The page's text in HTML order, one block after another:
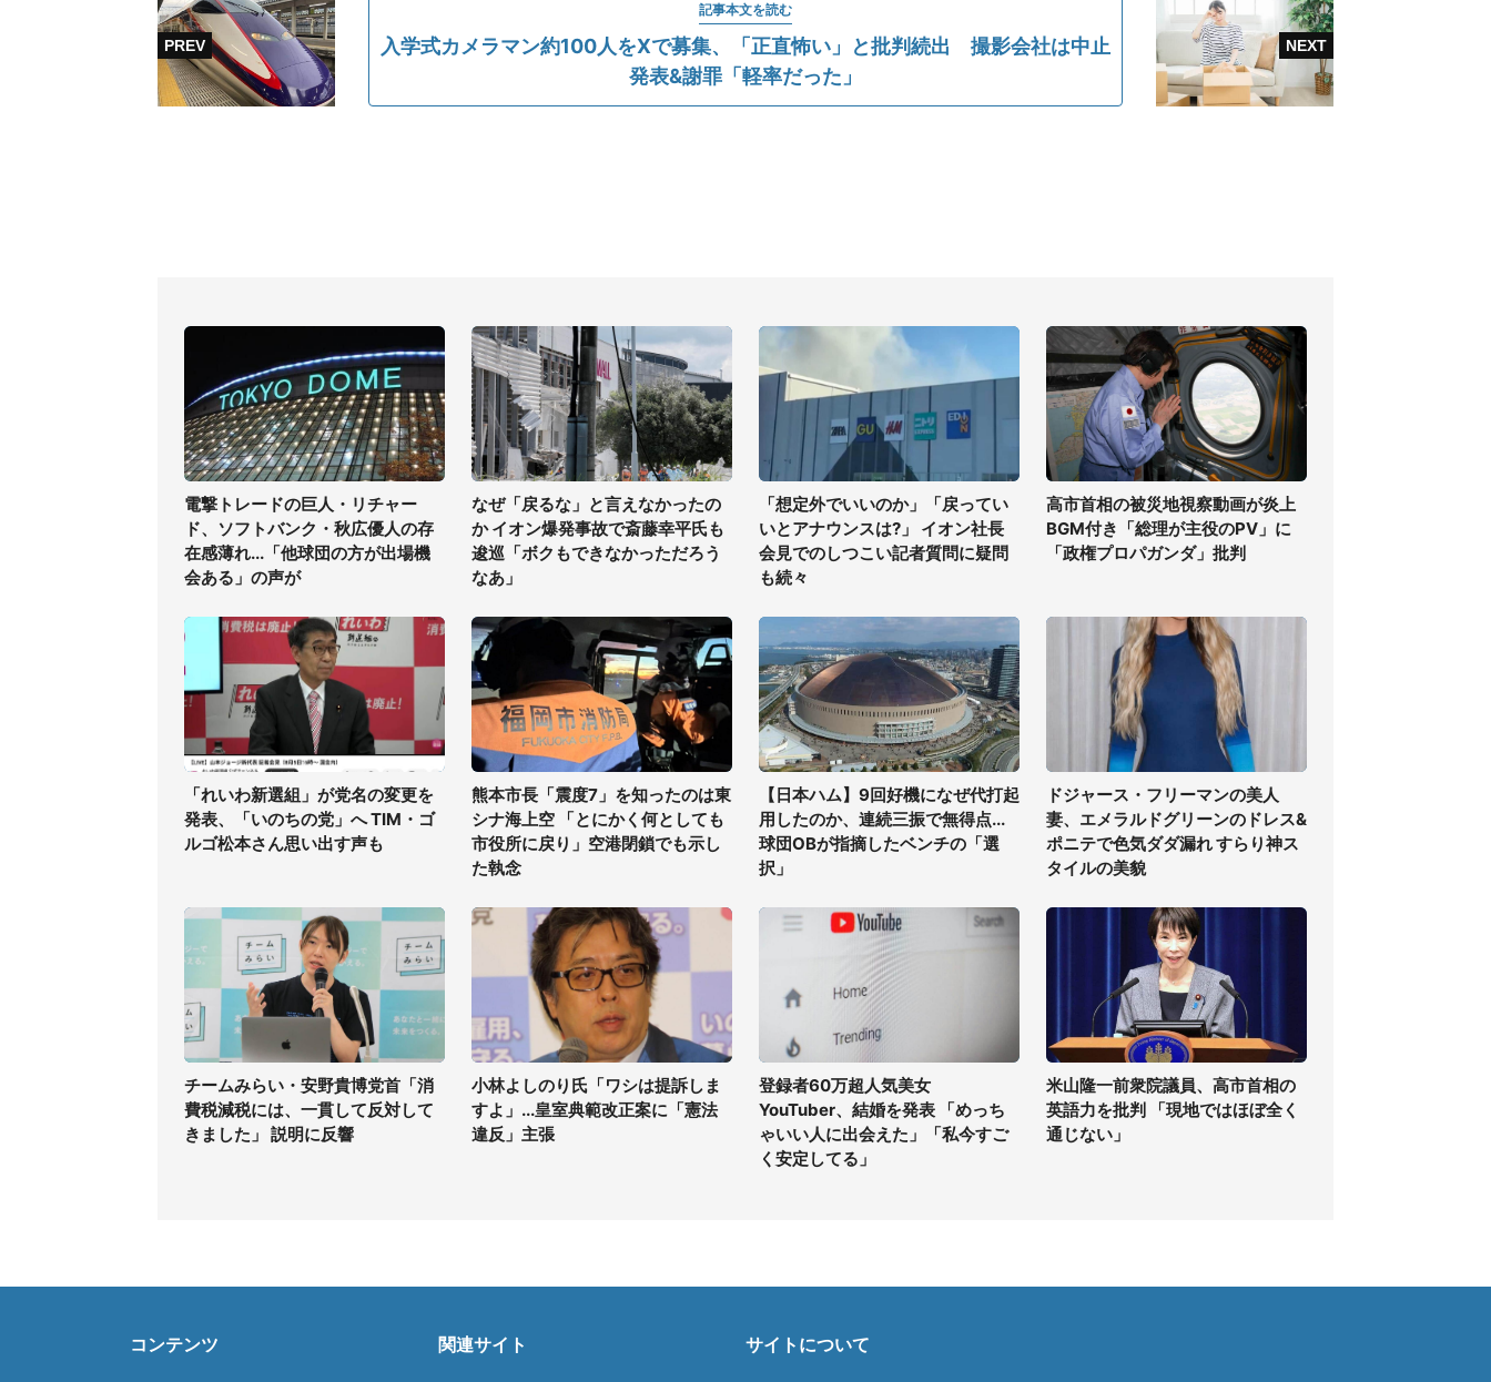
記事本文を読む
入学式カメラマン約100人をXで募集、「正直怖い」と批判続出 撮影会社は中止
発表&謝罪「軽率だった」
電撃トレードの巨人・リチャー
ド、ソフトバンク・秋広優人の存
在感薄れ...「他球団の方が出場機
会ある」の声が
なぜ「戻るな」と言えなかったの
か イオン爆発事故で斎藤幸平氏も
逡巡「ボクもできなかっただろう
なあ」
「想定外でいいのか」「戻ってい
いとアナウンスは?」 イオン社長
会見でのしつこい記者質問に疑問
も続々
高市首相の被災地視察動画が炎上
BGM付き「総理が主役のPV」に
「政権プロパガンダ」批判
「れいわ新選組」が党名の変更を
発表、「いのちの党」へ TIM・ゴ
ルゴ松本さん思い出す声も
熊本市長「震度7」を知ったのは東
シナ海上空 「とにかく何としても
市役所に戻り」空港閉鎖でも示し
た執念
【日本ハム】9回好機になぜ代打起
用したのか、連続三振で無得点...
球団OBが指摘したベンチの「選
択」
ドジャース・フリーマンの美人
妻、エメラルドグリーンのドレス&
ポニテで色気ダダ漏れ すらり神ス
タイルの美貌
チームみらい・安野貴博党首「消
費税減税には、一貫して反対して
きました」 説明に反響
小林よしのり氏「ワシは提訴しま
すよ」...皇室典範改正案に「憲法
違反」主張
登録者60万超人気美女
YouTuber、結婚を発表 「めっち
ゃいい人に出会えた」「私今すご
く安定してる」
米山隆一前衆院議員、高市首相の
英語力を批判 「現地ではほぼ全く
通じない」
コンテンツ 関連サイト サイトについて